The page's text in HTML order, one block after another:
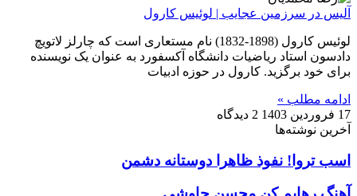
آلیس در سرزمین عجایب | لوئیس کارول
لوئیس کارول (1898-1832) نام مستعاری است که چارلز لاتویچ
دادسون استاد ریاضیات دانشگاه آکسفورد به عنوان یک نویسنده
برای خود برگزید. کارول در حوزه ادبیات
ادامه مطلب »
17 فروردین 1403
2 دیدگاه
آخرین نوشته‌ها
اسب تروا! نفوذ ظاهرا دوستانه دشمن